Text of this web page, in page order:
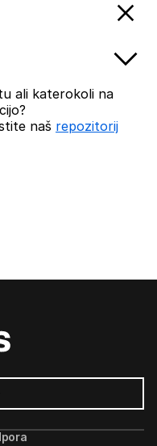
ali katerokoli na
naš repozitorij